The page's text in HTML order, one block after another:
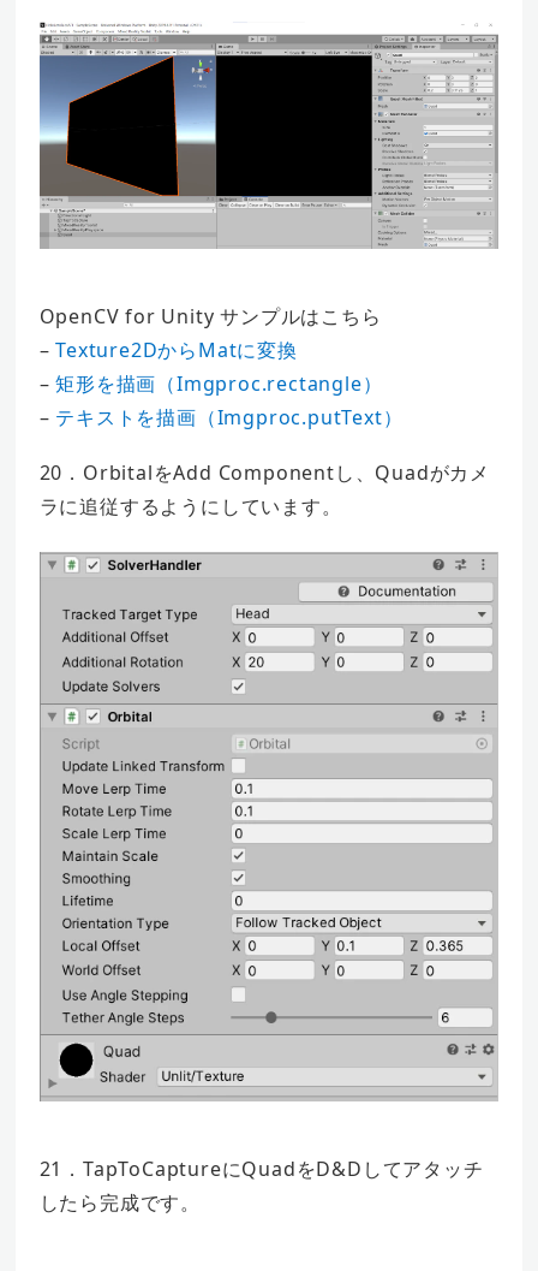
OpenCV for Unity サンプルはこちら
–Texture2DからMatに変換
–矩形を描画（Imgproc.rectangle）
– テキストを描画（Imgproc.putText）
20．OrbitalをAdd Componentし、Quadがカメ
ラに追従するようにしています。
21．TapToCaptureにQuadをD&Dしてアタッチ
したら完成です。